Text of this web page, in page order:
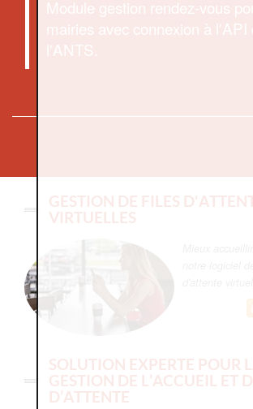
Module gestion rendez-vous
mairies avec connexion à l'API
l'ANTS.
GESTION DE FILES
VIRTUELLES
Mieux
notre logiciel
SOLUTION EXPERTE POUR
GESTION DE L’ACCUEIL ET
D’ATTENTE